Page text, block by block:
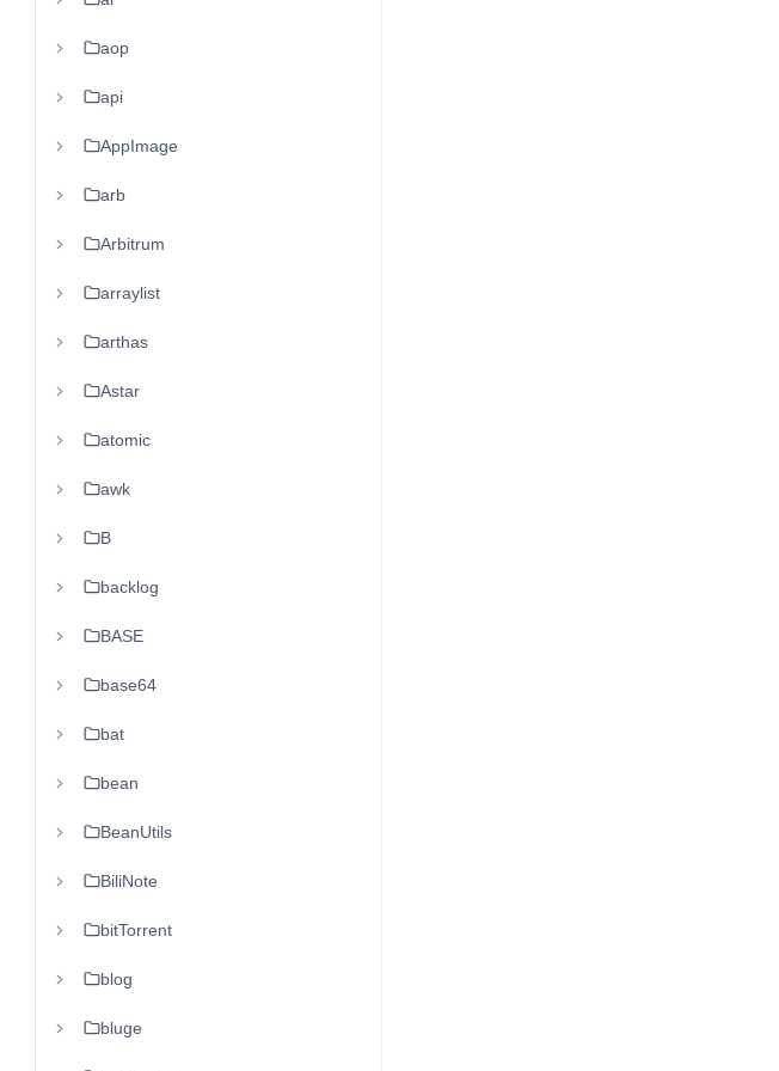
aop
api
AppImage
arb
Arbitrum
arraylist
arthas
Astar
atomic
awk
B
backlog
BASE
base64
bat
bean
BeanUtils
BiliNote
bitTorrent
blog
bluge